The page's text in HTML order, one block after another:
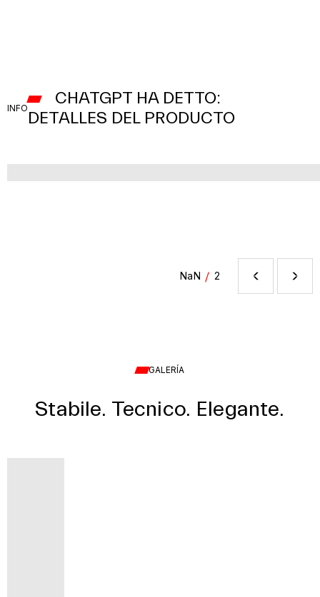
INFO
CHATGPT HA DETTO:
DETALLES DEL PRODUCTO
NaN / 2
GALERÍA
Stabile. Tecnico. Elegante.